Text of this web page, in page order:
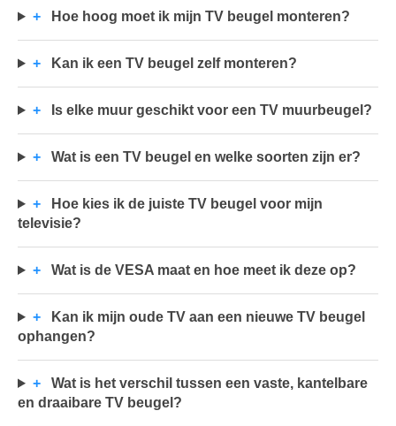
+ Hoe hoog moet ik mijn TV beugel monteren?
+ Kan ik een TV beugel zelf monteren?
+ Is elke muur geschikt voor een TV muurbeugel?
+ Wat is een TV beugel en welke soorten zijn er?
+
Hoe kies ik de juiste TV beugel voor mijn
televisie?
+ Wat is de VESA maat en hoe meet ik deze op?
+
Kan ik mijn oude TV aan een nieuwe TV beugel
ophangen?
+
Wat is het verschil tussen een vaste, kantelbare
en draaibare TV beugel?